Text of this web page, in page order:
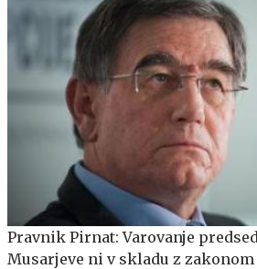
Pravnik Pirnat: Varovanje
Musarjeve ni v skladu z zakonom